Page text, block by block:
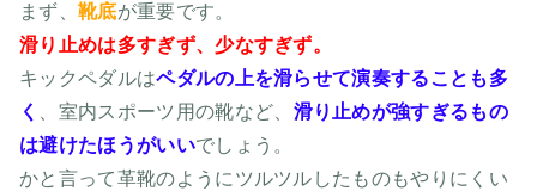
まず、 靴底が重要です。
滑り止めは多すぎず、少なすぎず。
キックペダルはペダルの上を滑らせて演奏することも多
く
、室内スポーツ用の靴など、 滑り止めが強すぎるもの
は避けたほうがいいでしょう。
かと言って革靴のようにツルツルしたものもやりにくい